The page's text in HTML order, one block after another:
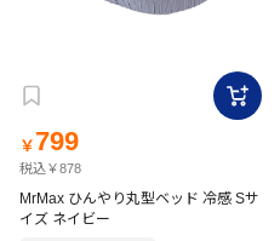
￥ 799
税込￥878
MrMax ひんやり丸型ベッド 冷感 Sサ
イズ ネイビー